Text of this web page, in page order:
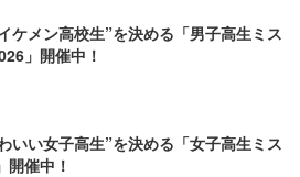
ケメン高校生”を決める「男子高生ミス
」開催中！
いい女子高生”を決める「女子高生ミス
開催中！